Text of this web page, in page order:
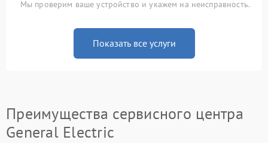
Мы проверим ваше устройство и укажем на неисправность.
Показать все услуги
Преимущества сервисного центра
General Electric